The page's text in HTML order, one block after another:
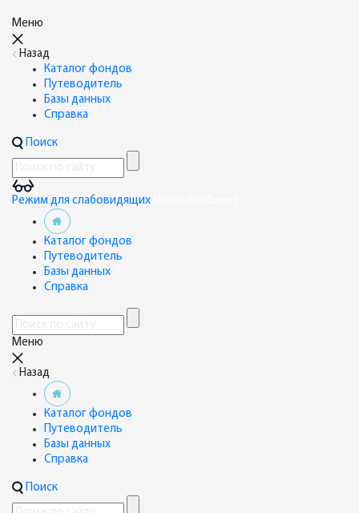
Меню
Назад
Каталог фондов
Путеводитель
Базы данных
Справка
Поиск
Режим для слабовидящих
Каталог фондов
Путеводитель
Базы данных
Справка
Меню
Назад
Каталог фондов
Путеводитель
Базы данных
Справка
Поиск